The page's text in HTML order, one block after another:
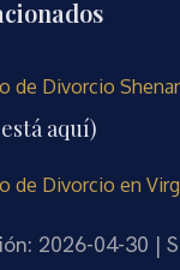
de Divorcio
aquí)
de Divorcio en
2026-04-30 |